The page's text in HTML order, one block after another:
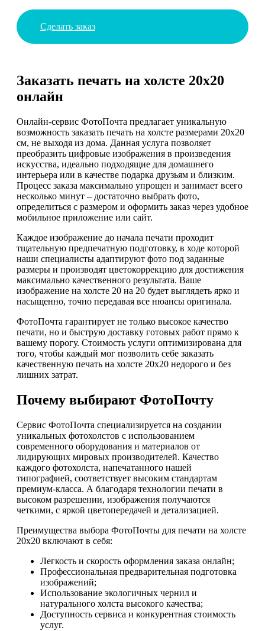
Сделать заказ
Заказать печать на холсте 20х20
онлайн
Онлайн-сервис ФотоПочта предлагает уникальную
возможность заказать печать на холсте размерами 20х20
см, не выходя из дома. Данная услуга позволяет
преобразить цифровые изображения в произведения
искусства, идеально подходящие для домашнего
интерьера или в качестве подарка друзьям и близким.
Процесс заказа максимально упрощен и занимает всего
несколько минут – достаточно выбрать фото,
определиться с размером и оформить заказ через удобное
мобильное приложение или сайт.
Каждое изображение до начала печати проходит
тщательную предпечатную подготовку, в ходе которой
наши специалисты адаптируют фото под заданные
размеры и производят цветокоррекцию для достижения
максимально качественного результата. Ваше
изображение на холсте 20 на 20 будет выглядеть ярко и
насыщенно, точно передавая все нюансы оригинала.
ФотоПочта гарантирует не только высокое качество
печати, но и быструю доставку готовых работ прямо к
вашему порогу. Стоимость услуги оптимизирована для
того, чтобы каждый мог позволить себе заказать
качественную печать на холсте 20х20 недорого и без
лишних затрат.
Почему выбирают ФотоПочту
Сервис ФотоПочта специализируется на создании
уникальных фотохолстов с использованием
современного оборудования и материалов от
лидирующих мировых производителей. Качество
каждого фотохолста, напечатанного нашей
типографией, соответствует высоким стандартам
премиум-класса. А благодаря технологии печати в
высоком разрешении, изображения получаются
четкими, с яркой цветопередачей и детализацией.
Преимущества выбора ФотоПочты для печати на холсте
20х20 включают в себя:
Легкость и скорость оформления заказа онлайн;
Профессиональная предварительная подготовка
изображений;
Использование экологичных чернил и
натурального холста высокого качества;
Доступность сервиса и конкурентная стоимость
услуг.